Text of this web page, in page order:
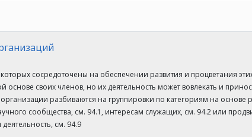
сосредоточены на обеспечении развития и процветания
своих членов, но их деятельность может вовлекать и
разбиваются на группировки по категориям на
сообщества, см. 94.1, интересам служащих, см. 94.2 или
см. 94.9